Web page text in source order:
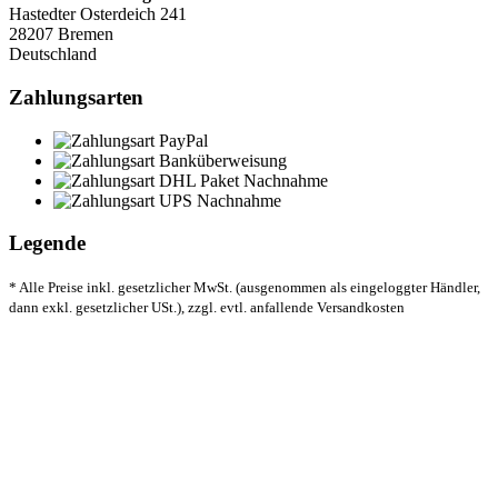
Hastedter Osterdeich 241
28207 Bremen
Deutschland
Zahlungsarten
Legende
* Alle Preise inkl. gesetzlicher MwSt. (ausgenommen als eingeloggter Händler,
dann exkl. gesetzlicher USt.), zzgl. evtl. anfallende Versandkosten